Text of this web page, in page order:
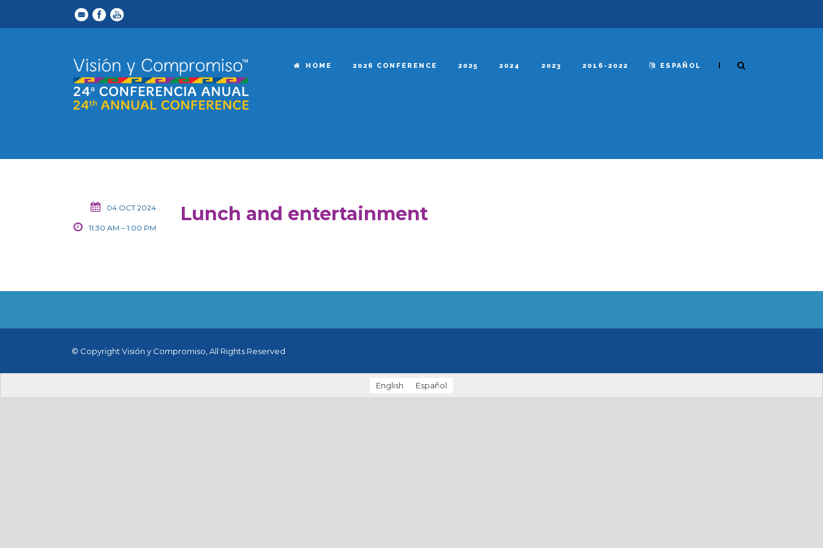
HOME 2026 CONFERENCE 2025 2024 2023 2016-2022 ESPAÑOL |
04 OCT 2024
11:30 AM – 1:00 PM
Lunch and entertainment
© Copyright Visión y Compromiso, All Rights Reserved
English Español